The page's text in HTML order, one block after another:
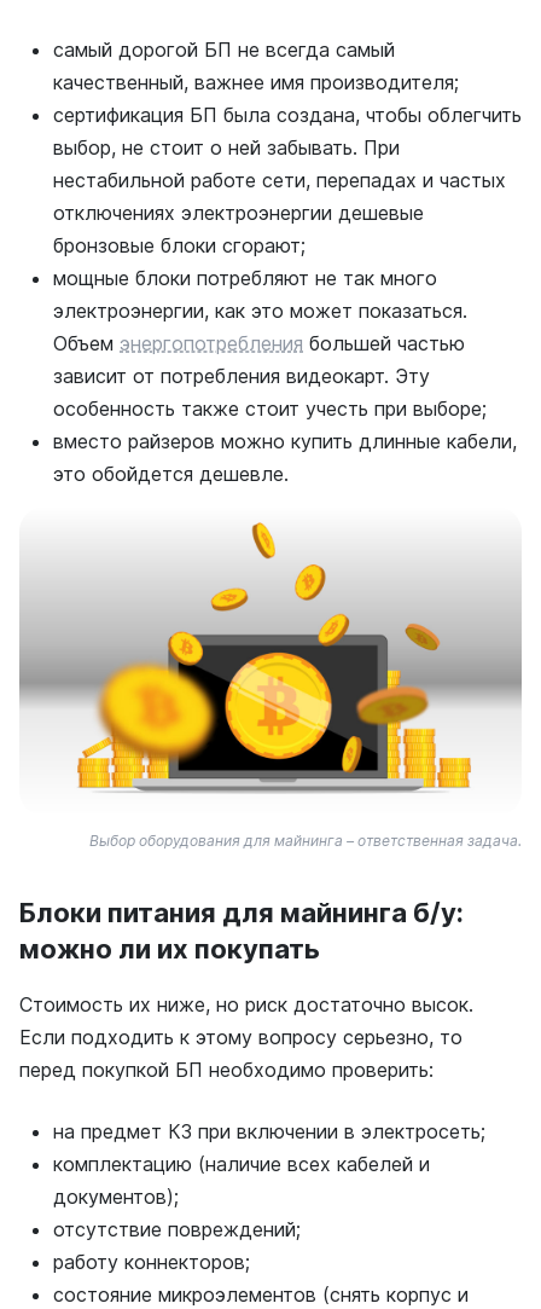
самый дорогой БП не всегда самый
качественный, важнее имя производителя;
сертификация БП была создана, чтобы облегчить
выбор, не стоит о ней забывать. При
нестабильной работе сети, перепадах и частых
отключениях электроэнергии дешевые
бронзовые блоки сгорают;
мощные блоки потребляют не так много
электроэнергии, как это может показаться.
Объем энергопотребления большей частью
зависит от потребления видеокарт. Эту
особенность также стоит учесть при выборе;
вместо райзеров можно купить длинные кабели,
это обойдется дешевле.
Выбор оборудования для майнинга – ответственная задача.
Блоки питания для майнинга б/у:
можно ли их покупать
Стоимость их ниже, но риск достаточно высок.
Если подходить к этому вопросу серьезно, то
перед покупкой БП необходимо проверить:
на предмет КЗ при включении в электросеть;
комплектацию (наличие всех кабелей и
документов);
отсутствие повреждений;
работу коннекторов;
состояние микроэлементов (снять корпус и